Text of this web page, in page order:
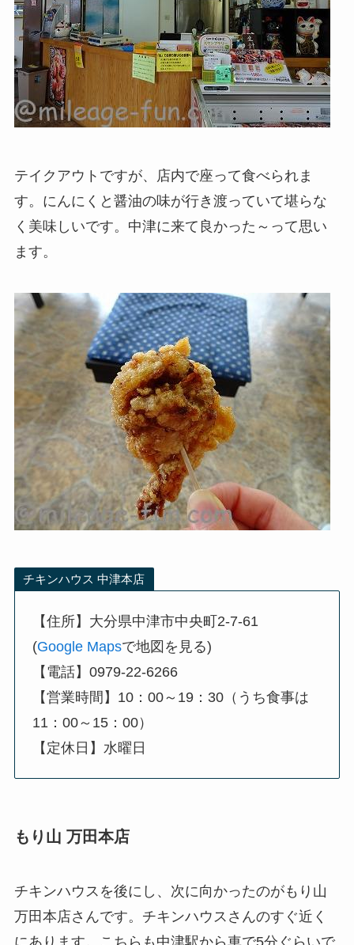
テイクアウトですが、店内で座って食べられま
す。にんにくと醤油の味が行き渡っていて堪らな
く美味しいです。中津に来て良かった～って思い
ます。
チキンハウス 中津本店
【住所】大分県中津市中央町2-7-61
(Google Mapsで地図を見る)
【電話】0979-22-6266
【営業時間】10：00～19：30（うち食事は
11：00～15：00）
【定休日】水曜日
もり山 万田本店
チキンハウスを後にし、次に向かったのがもり山
万田本店さんです。チキンハウスさんのすぐ近く
にあります。こちらも中津駅から車で5分ぐらいで